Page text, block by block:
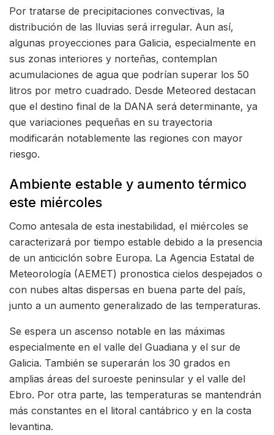
Por tratarse de precipitaciones convectivas, la
distribución de las lluvias será irregular. Aun así,
algunas proyecciones para Galicia, especialmente en
sus zonas interiores y norteñas, contemplan
acumulaciones de agua que podrían superar los 50
litros por metro cuadrado. Desde Meteored destacan
que el destino final de la DANA será determinante, ya
que variaciones pequeñas en su trayectoria
modificarán notablemente las regiones con mayor
riesgo.
Ambiente estable y aumento térmico
este miércoles
Como antesala de esta inestabilidad, el miércoles se
caracterizará por tiempo estable debido a la presencia
de un anticiclón sobre Europa. La Agencia Estatal de
Meteorología (AEMET) pronostica cielos despejados o
con nubes altas dispersas en buena parte del país,
junto a un aumento generalizado de las temperaturas.
Se espera un ascenso notable en las máximas
especialmente en el valle del Guadiana y el sur de
Galicia. También se superarán los 30 grados en
amplias áreas del suroeste peninsular y el valle del
Ebro. Por otra parte, las temperaturas se mantendrán
más constantes en el litoral cantábrico y en la costa
levantina.